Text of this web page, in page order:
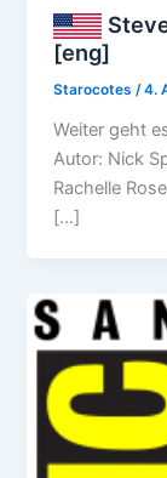
[eng]
Starocotes/4.
Weiter geht
Autor: Nick
Rachelle
[…]